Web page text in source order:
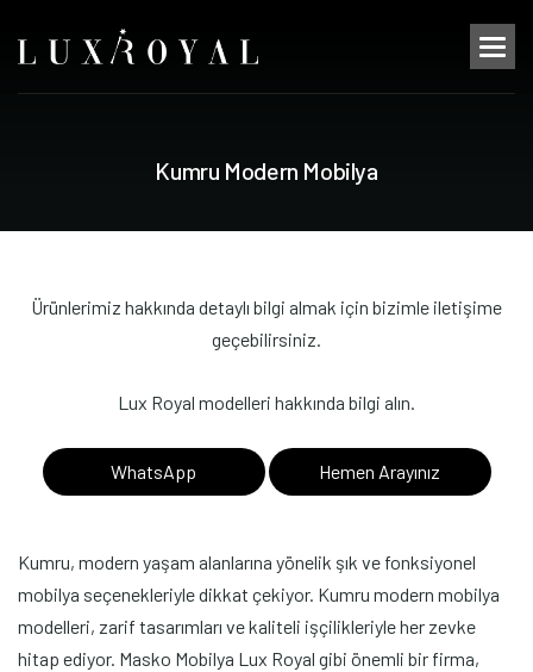
Kumru Modern Mobilya
Ürünlerimiz hakkında detaylı bilgi almak için bizimle iletişime
geçebilirsiniz.
Lux Royal modelleri hakkında bilgi alın.
WhatsApp Hemen Arayınız
Kumru, modern yaşam alanlarına yönelik şık ve fonksiyonel
mobilya seçenekleriyle dikkat çekiyor. Kumru modern mobilya
modelleri, zarif tasarımları ve kaliteli işçilikleriyle her zevke
hitap ediyor. Masko Mobilya Lux Royal gibi önemli bir firma,